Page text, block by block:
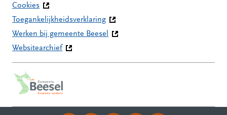
Cookies
Toegankelijkheidsverklaring
Werken bij gemeente Beesel
Websitearchief